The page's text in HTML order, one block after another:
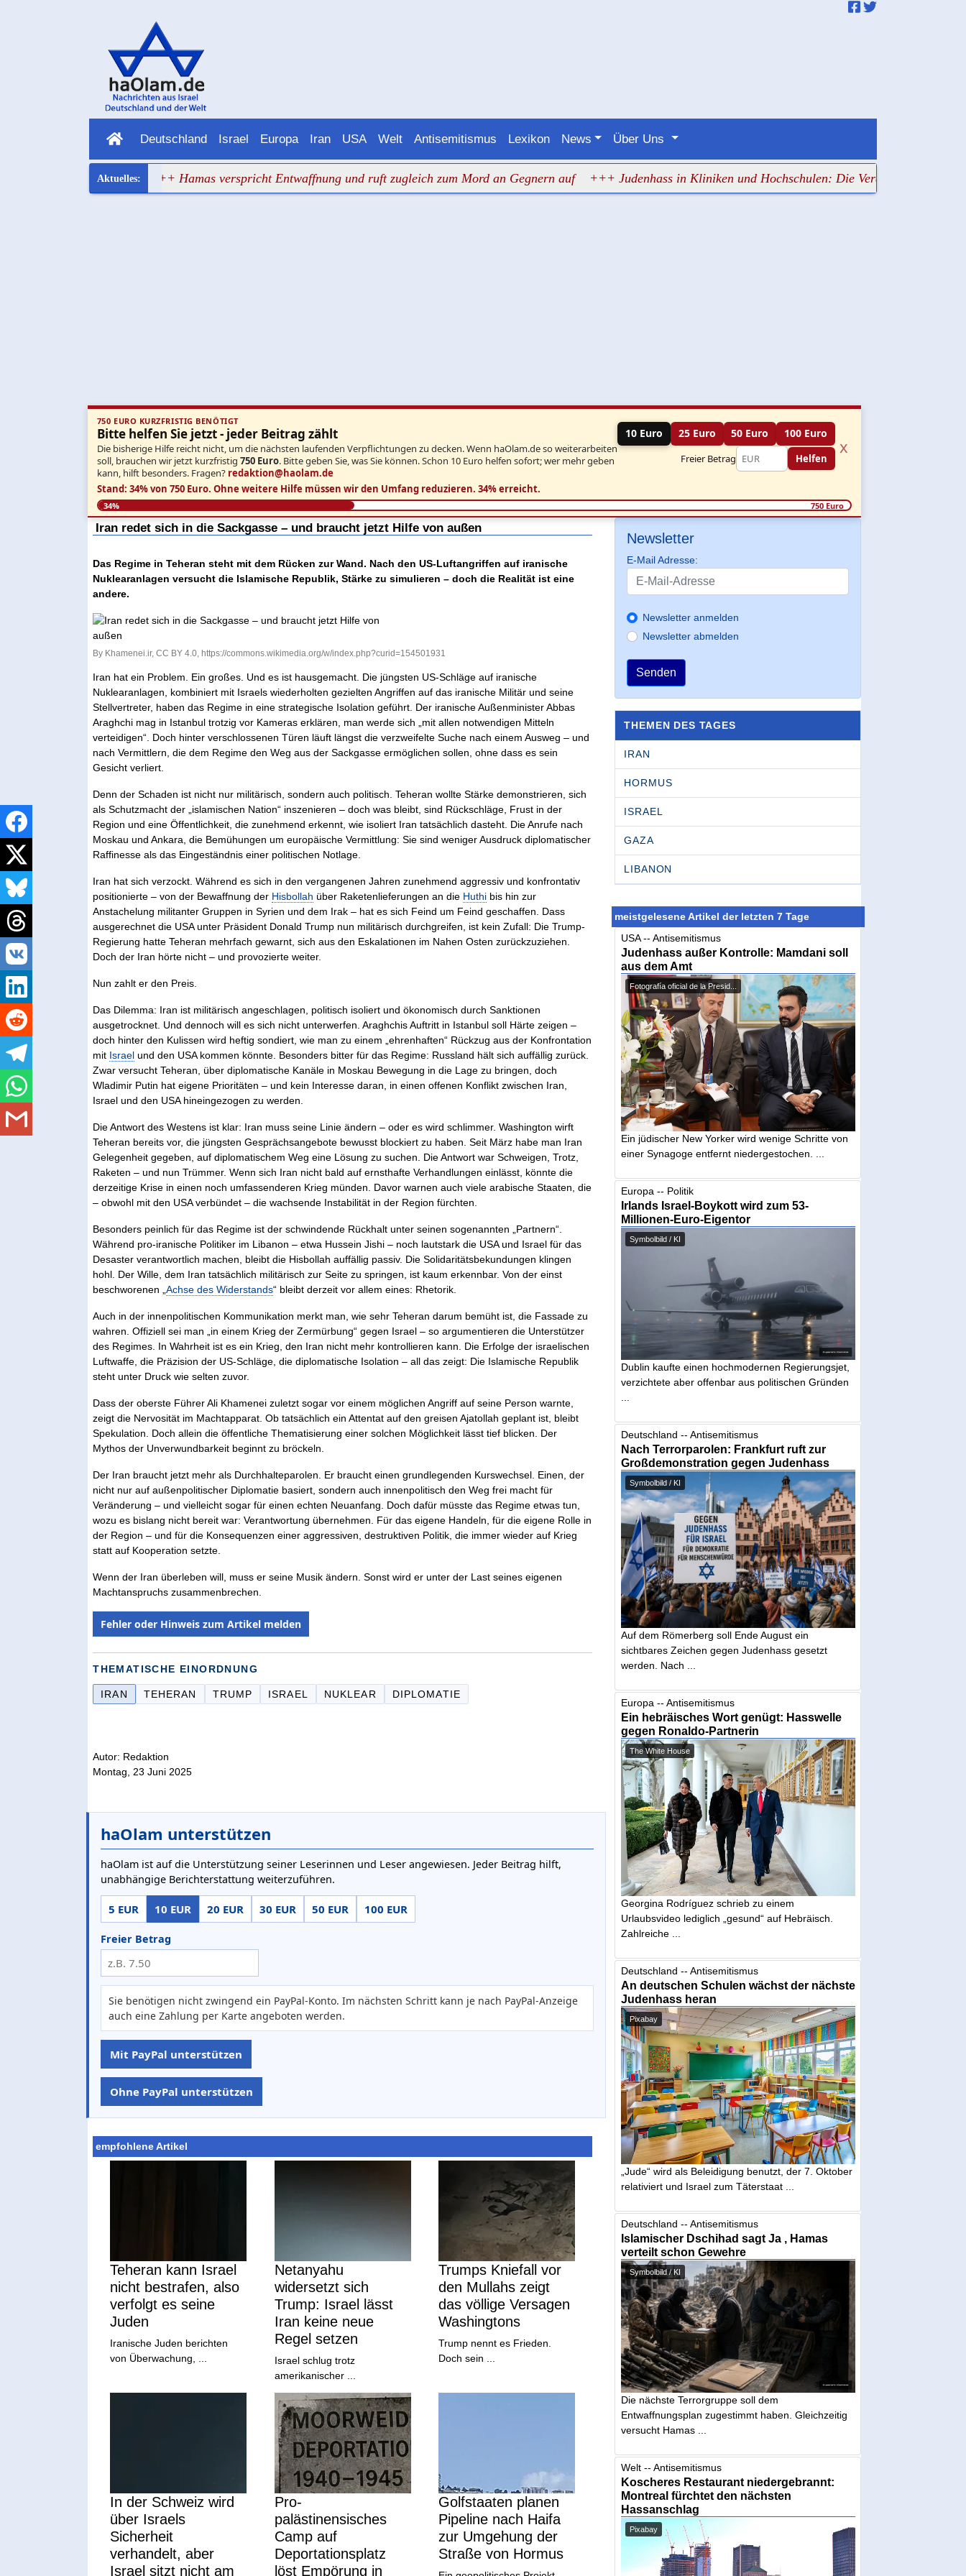
Deutschland Israel Europa Iran USA Welt Antisemitismus Lexikon News Über Uns
wieder versagt +++ Hamas verspricht Entwaffnung und ruft zugleich zum Mord an Gegnern auf +++ Judenhass in Kliniken und Hochschulen: Die Verantwortlichen schauen
750 EURO KURZFRISTIG BENÖTIGT
Bitte helfen Sie jetzt - jeder Beitrag zählt
Die bisherige Hilfe reicht nicht, um die nächsten laufenden Verpflichtungen zu decken. Wenn haOlam.de so weiterarbeiten
soll, brauchen wir jetzt kurzfristig 750 Euro. Bitte geben Sie, was Sie können. Schon 10 Euro helfen sofort; wer mehr geben
kann, hilft besonders. Fragen? redaktion@haolam.de
10 Euro 25 Euro 50 Euro 100 Euro
Freier Betrag Helfen
x
Stand: 34% von 750 Euro. Ohne weitere Hilfe müssen wir den Umfang reduzieren. 34% erreicht.
34% 750 Euro
Iran redet sich in die Sackgasse – und braucht jetzt Hilfe von außen
Das Regime in Teheran steht mit dem Rücken zur Wand. Nach den US-Luftangriffen auf iranische
Nuklearanlagen versucht die Islamische Republik, Stärke zu simulieren – doch die Realität ist eine
andere.
By Khamenei.ir, CC BY 4.0, https://commons.wikimedia.org/w/index.php?curid=154501931
Iran hat ein Problem. Ein großes. Und es ist hausgemacht. Die jüngsten US-Schläge auf iranische
Nuklearanlagen, kombiniert mit Israels wiederholten gezielten Angriffen auf das iranische Militär und seine
Stellvertreter, haben das Regime in eine strategische Isolation geführt. Der iranische Außenminister Abbas
Araghchi mag in Istanbul trotzig vor Kameras erklären, man werde sich „mit allen notwendigen Mitteln
verteidigen“. Doch hinter verschlossenen Türen läuft längst die verzweifelte Suche nach einem Ausweg – und
nach Vermittlern, die dem Regime den Weg aus der Sackgasse ermöglichen sollen, ohne dass es sein
Gesicht verliert.
Denn der Schaden ist nicht nur militärisch, sondern auch politisch. Teheran wollte Stärke demonstrieren, sich
als Schutzmacht der „islamischen Nation“ inszenieren – doch was bleibt, sind Rückschläge, Frust in der
Region und eine Öffentlichkeit, die zunehmend erkennt, wie isoliert Iran tatsächlich dasteht. Die Anrufe nach
Moskau und Ankara, die Bemühungen um europäische Vermittlung: Sie sind weniger Ausdruck diplomatischer
Raffinesse als das Eingeständnis einer politischen Notlage.
Iran hat sich verzockt. Während es sich in den vergangenen Jahren zunehmend aggressiv und konfrontativ
positionierte – von der Bewaffnung der Hisbollah über Raketenlieferungen an die Huthi bis hin zur
Anstachelung militanter Gruppen in Syrien und dem Irak – hat es sich Feind um Feind geschaffen. Dass
ausgerechnet die USA unter Präsident Donald Trump nun militärisch durchgreifen, ist kein Zufall: Die Trump-
Regierung hatte Teheran mehrfach gewarnt, sich aus den Eskalationen im Nahen Osten zurückzuziehen.
Doch der Iran hörte nicht – und provozierte weiter.
Nun zahlt er den Preis.
Das Dilemma: Iran ist militärisch angeschlagen, politisch isoliert und ökonomisch durch Sanktionen
ausgetrocknet. Und dennoch will es sich nicht unterwerfen. Araghchis Auftritt in Istanbul soll Härte zeigen –
doch hinter den Kulissen wird heftig sondiert, wie man zu einem „ehrenhaften“ Rückzug aus der Konfrontation
mit Israel und den USA kommen könnte. Besonders bitter für das Regime: Russland hält sich auffällig zurück.
Zwar versucht Teheran, über diplomatische Kanäle in Moskau Bewegung in die Lage zu bringen, doch
Wladimir Putin hat eigene Prioritäten – und kein Interesse daran, in einen offenen Konflikt zwischen Iran,
Israel und den USA hineingezogen zu werden.
Die Antwort des Westens ist klar: Iran muss seine Linie ändern – oder es wird schlimmer. Washington wirft
Teheran bereits vor, die jüngsten Gesprächsangebote bewusst blockiert zu haben. Seit März habe man Iran
Gelegenheit gegeben, auf diplomatischem Weg eine Lösung zu suchen. Die Antwort war Schweigen, Trotz,
Raketen – und nun Trümmer. Wenn sich Iran nicht bald auf ernsthafte Verhandlungen einlässt, könnte die
derzeitige Krise in einen noch umfassenderen Krieg münden. Davor warnen auch viele arabische Staaten, die
– obwohl mit den USA verbündet – die wachsende Instabilität in der Region fürchten.
Besonders peinlich für das Regime ist der schwindende Rückhalt unter seinen sogenannten „Partnern“.
Während pro-iranische Politiker im Libanon – etwa Hussein Jishi – noch lautstark die USA und Israel für das
Desaster verantwortlich machen, bleibt die Hisbollah auffällig passiv. Die Solidaritätsbekundungen klingen
hohl. Der Wille, dem Iran tatsächlich militärisch zur Seite zu springen, ist kaum erkennbar. Von der einst
beschworenen „Achse des Widerstands“ bleibt derzeit vor allem eines: Rhetorik.
Auch in der innenpolitischen Kommunikation merkt man, wie sehr Teheran darum bemüht ist, die Fassade zu
wahren. Offiziell sei man „in einem Krieg der Zermürbung“ gegen Israel – so argumentieren die Unterstützer
des Regimes. In Wahrheit ist es ein Krieg, den Iran nicht mehr kontrollieren kann. Die Erfolge der israelischen
Luftwaffe, die Präzision der US-Schläge, die diplomatische Isolation – all das zeigt: Die Islamische Republik
steht unter Druck wie selten zuvor.
Dass der oberste Führer Ali Khamenei zuletzt sogar vor einem möglichen Angriff auf seine Person warnte,
zeigt die Nervosität im Machtapparat. Ob tatsächlich ein Attentat auf den greisen Ajatollah geplant ist, bleibt
Spekulation. Doch allein die öffentliche Thematisierung einer solchen Möglichkeit lässt tief blicken. Der
Mythos der Unverwundbarkeit beginnt zu bröckeln.
Der Iran braucht jetzt mehr als Durchhalteparolen. Er braucht einen grundlegenden Kurswechsel. Einen, der
nicht nur auf außenpolitischer Diplomatie basiert, sondern auch innenpolitisch den Weg frei macht für
Veränderung – und vielleicht sogar für einen echten Neuanfang. Doch dafür müsste das Regime etwas tun,
wozu es bislang nicht bereit war: Verantwortung übernehmen. Für das eigene Handeln, für die eigene Rolle in
der Region – und für die Konsequenzen einer aggressiven, destruktiven Politik, die immer wieder auf Krieg
statt auf Kooperation setzte.
Wenn der Iran überleben will, muss er seine Musik ändern. Sonst wird er unter der Last seines eigenen
Machtanspruchs zusammenbrechen.
Fehler oder Hinweis zum Artikel melden
THEMATISCHE EINORDNUNG
IRAN TEHERAN TRUMP ISRAEL NUKLEAR DIPLOMATIE
Autor: Redaktion
Montag, 23 Juni 2025
haOlam unterstützen
haOlam ist auf die Unterstützung seiner Leserinnen und Leser angewiesen. Jeder Beitrag hilft,
unabhängige Berichterstattung weiterzuführen.
5 EUR 10 EUR 20 EUR 30 EUR 50 EUR 100 EUR
Freier Betrag
Sie benötigen nicht zwingend ein PayPal-Konto. Im nächsten Schritt kann je nach PayPal-Anzeige
auch eine Zahlung per Karte angeboten werden.
Mit PayPal unterstützen
Ohne PayPal unterstützen
empfohlene Artikel
Teheran kann Israel
nicht bestrafen, also
verfolgt es seine
Juden
Iranische Juden berichten
von Überwachung, ...
Netanyahu
widersetzt sich
Trump: Israel lässt
Iran keine neue
Regel setzen
Israel schlug trotz
amerikanischer ...
Trumps Kniefall vor
den Mullahs zeigt
das völlige Versagen
Washingtons
Trump nennt es Frieden.
Doch sein ...
In der Schweiz wird
über Israels
Sicherheit
verhandelt, aber
Israel sitzt nicht am
Pro-
palästinensisches
Camp auf
Deportationsplatz
löst Empörung in
Golfstaaten planen
Pipeline nach Haifa
zur Umgehung der
Straße von Hormus
Newsletter
E-Mail Adresse:
Newsletter anmelden
Newsletter abmelden
Senden
THEMEN DES TAGES
IRAN
HORMUS
ISRAEL
GAZA
LIBANON
meistgelesene Artikel der letzten 7 Tage
USA -- Antisemitismus
Judenhass außer Kontrolle: Mamdani soll
aus dem Amt
Fotografía oficial de la Presid...
Ein jüdischer New Yorker wird wenige Schritte von
einer Synagoge entfernt niedergestochen. ...
Europa -- Politik
Irlands Israel-Boykott wird zum 53-
Millionen-Euro-Eigentor
Symbolbild / KI
Dublin kaufte einen hochmodernen Regierungsjet,
verzichtete aber offenbar aus politischen Gründen
Deutschland -- Antisemitismus
Nach Terrorparolen: Frankfurt ruft zur
Großdemonstration gegen Judenhass
Symbolbild / KI
Auf dem Römerberg soll Ende August ein
sichtbares Zeichen gegen Judenhass gesetzt
werden. Nach ...
Europa -- Antisemitismus
Ein hebräisches Wort genügt: Hasswelle
gegen Ronaldo-Partnerin
The White House
Georgina Rodríguez schrieb zu einem
Urlaubsvideo lediglich „gesund“ auf Hebräisch.
Zahlreiche ...
Deutschland -- Antisemitismus
An deutschen Schulen wächst der nächste
Judenhass heran
Pixabay
„Jude“ wird als Beleidigung benutzt, der 7. Oktober
relativiert und Israel zum Täterstaat ...
Deutschland -- Antisemitismus
Islamischer Dschihad sagt Ja , Hamas
verteilt schon Gewehre
Symbolbild / KI
Die nächste Terrorgruppe soll dem
Entwaffnungsplan zugestimmt haben. Gleichzeitig
versucht Hamas ...
Welt -- Antisemitismus
Koscheres Restaurant niedergebrannt:
Montreal fürchtet den nächsten
Hassanschlag
Pixabay